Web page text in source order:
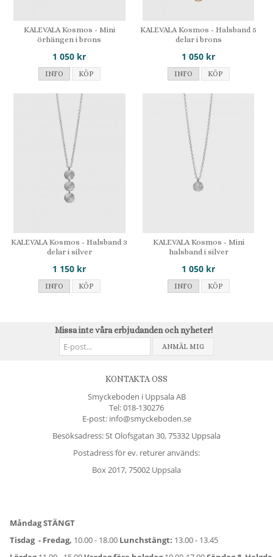
KALEVALA Kosmos - Mini
örhängen i brons
1 050 kr
INFO KÖP
KALEVALA Kosmos - Halsband 5
delar i brons
1 050 kr
INFO KÖP
KALEVALA Kosmos - Halsband 3
delar i silver
1 150 kr
INFO KÖP
KALEVALA Kosmos - Mini
halsband i silver
1 050 kr
INFO KÖP
Missa inte våra erbjudanden och nyheter!
ANMÄL MIG
KONTAKTA OSS
Smyckeboden i Uppsala AB
Tel:018-130276
E-post: info@smyckeboden.se
Besöksadress: St Olofsgatan 30, 75332 Uppsala
Postadress för ev. returer används:
Box 2017, 75002 Uppsala
Måndag STÄNGT
Tisdag - Fredag, 10.00 - 18.00 Lunchstängt: 13.00 - 13.45